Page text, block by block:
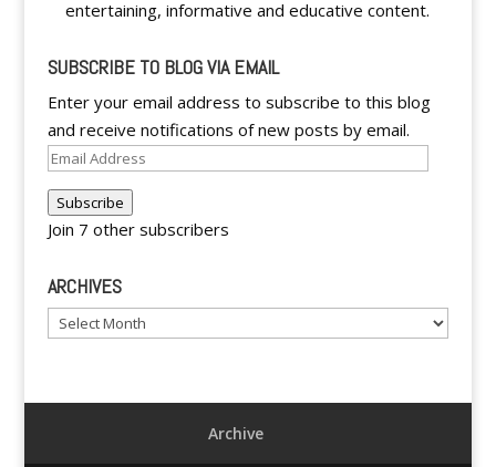
entertaining, informative and educative content.
SUBSCRIBE TO BLOG VIA EMAIL
Enter your email address to subscribe to this blog
and receive notifications of new posts by email.
Email
Subscribe
Join 7 other subscribers
ARCHIVES
Archives
Archive